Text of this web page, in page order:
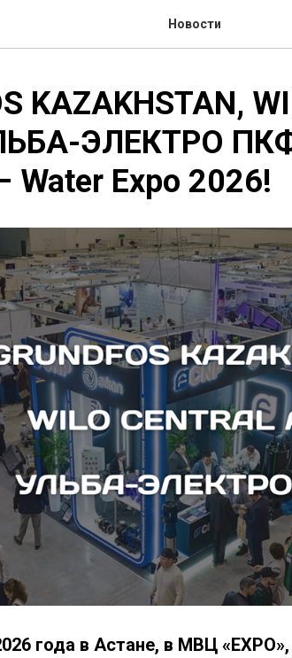
Новости
KAZAKHSTAN,
ЭЛЕКТРО ПКФ
Water Expo 2026!
года в Астане, в МВЦ «EXPO»,